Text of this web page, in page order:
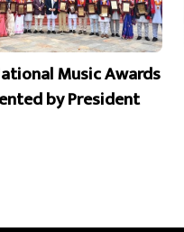
Music Awards
by President